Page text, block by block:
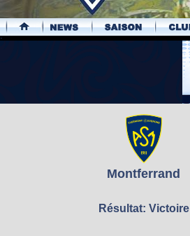
.
Montferrand
Résultat: Victoire